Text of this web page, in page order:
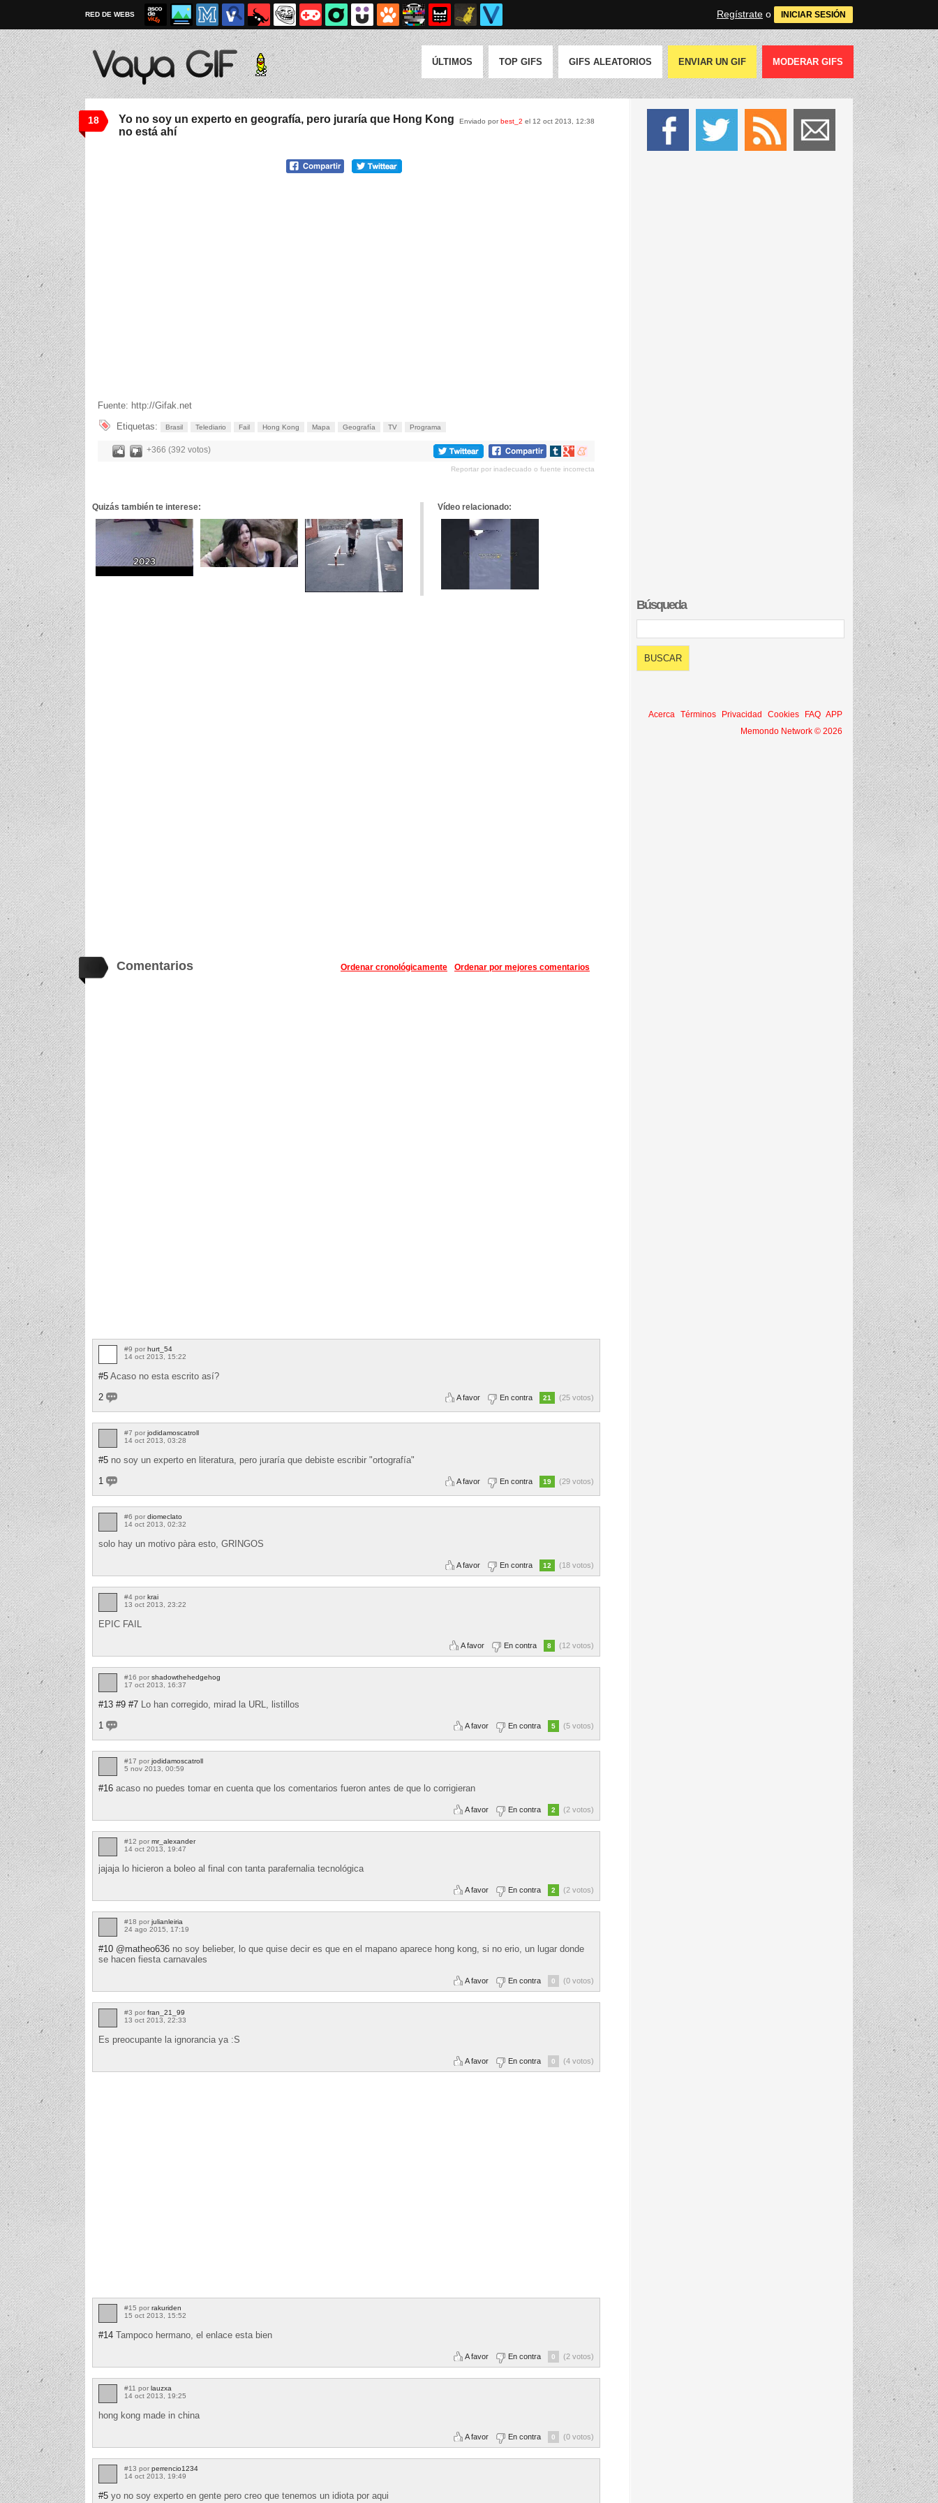
RED DE WEBS Regístrate o INICIAR SESIÓN
ÚLTIMOS TOP GIFS GIFS ALEATORIOS ENVIAR UN GIF MODERAR GIFS
18 Enviado porbest_2 el 12 oct 2013, 12:38
Yo no soy un experto en geografía, pero juraría que Hong Kong
no está ahí
Fuente: http://Gifak.net
Etiquetas:
Brasil Telediario Fail Hong Kong Mapa Geografía TV Programa
+366 (392 votos)
Compartir
tumblr
Compartir
Google+
Compartir
meneame
Reportar por inadecuado o fuente incorrecta
Quizás también te interese: Vídeo relacionado:
Comentarios Ordenar por mejores comentarios
Ordenar cronológicamente
#9 por hurt_54
14 oct 2013, 15:22
#5 Acaso no esta escrito así?
2
A favor En contra 21 (25 votos)
#7 por jodidamoscatroll
14 oct 2013, 03:28
#5 no soy un experto en literatura, pero juraría que debiste escribir "ortografía"
1
A favor En contra 19 (29 votos)
#6 por diomeclato
14 oct 2013, 02:32
solo hay un motivo pàra esto, GRINGOS
A favor En contra 12 (18 votos)
#4 por krai
13 oct 2013, 23:22
EPIC FAIL
A favor En contra 8 (12 votos)
#16 por shadowthehedgehog
17 oct 2013, 16:37
#13 #9 #7 Lo han corregido, mirad la URL, listillos
1
A favor En contra 5 (5 votos)
#17 por jodidamoscatroll
5 nov 2013, 00:59
#16 acaso no puedes tomar en cuenta que los comentarios fueron antes de que lo corrigieran
A favor En contra 2 (2 votos)
#12 por mr_alexander
14 oct 2013, 19:47
jajaja lo hicieron a boleo al final con tanta parafernalia tecnológica
A favor En contra 2 (2 votos)
#18 por julianleiria
24 ago 2015, 17:19
#10 @matheo636 no soy belieber, lo que quise decir es que en el mapano aparece hong kong, si no erio, un lugar donde
se hacen fiesta carnavales
A favor En contra 0 (0 votos)
#3 por fran_21_99
13 oct 2013, 22:33
Es preocupante la ignorancia ya :S
A favor En contra 0 (4 votos)
#15 por rakuriden
15 oct 2013, 15:52
#14 Tampoco hermano, el enlace esta bien
A favor En contra 0 (2 votos)
#11 por lauzxa
14 oct 2013, 19:25
hong kong made in china
A favor En contra 0 (0 votos)
#13 por perrencio1234
14 oct 2013, 19:49
#5 yo no soy experto en gente pero creo que tenemos un idiota por aqui
Búsqueda
Acerca Términos Privacidad Cookies FAQ APP
Memondo Network © 2026